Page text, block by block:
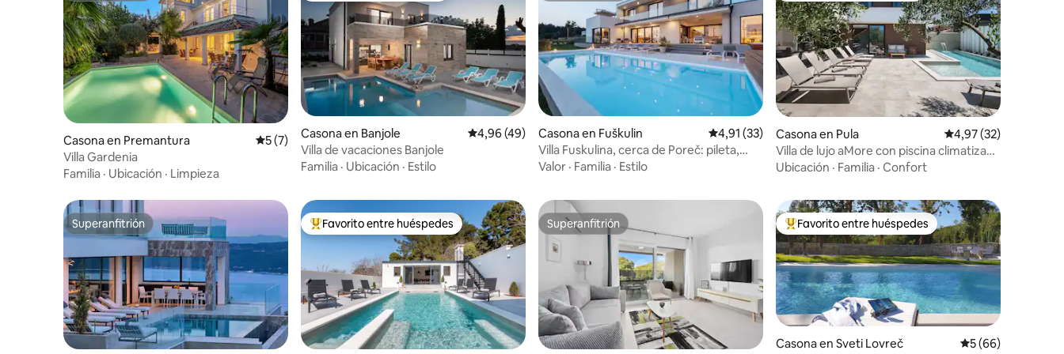
Casona en Premantura Calificación promedio: 5 de 5. 7 evaluaciones
5 (7)
Villa Gardenia
Familia · Ubicación · Limpieza
Casona en Banjole Calificación promedio: 4,96 de 5. 49 evaluaciones
4,96 (49)
Villa de vacaciones Banjole
Familia · Ubicación · Estilo
Casona en Fuškulin Calificación promedio: 4,91 de 5. 33 evaluaciones
4,91 (33)
Villa Fuskulina, cerca de Poreč: pileta,
jacuzzi, gimnasio
Valor · Familia · Estilo
Casona en Pula Calificación
4,97 (32)
Villa de lujo aMore con piscina climatizada
y jacuzzi
Ubicación · Familia · Confort
Superanfitrión
Superanfitrión Favorito entre los huéspedes más destacados
Favorito entre huéspedes Superanfitrión
Superanfitrión Favorito entre los huéspedes más destacados
Favorito entre huéspedes
Casona en Sveti Lovreč Calificación
5 (66)